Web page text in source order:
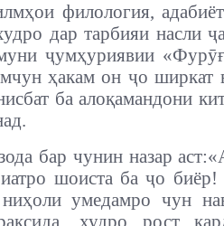
филология,
дар тарбияи насли
ҷумҳуриявии
ҳакам он ҷо ширкат
ба алоқамандони
бар чунин назар аст:
шоиста ба ҷо
умедамро чун